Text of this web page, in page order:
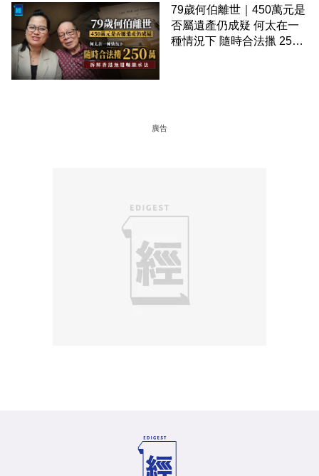
79歲何伯離世｜450萬元是
否屬遺產仍成疑 何太在一
種情況下 隨時合法擸 250
廣告